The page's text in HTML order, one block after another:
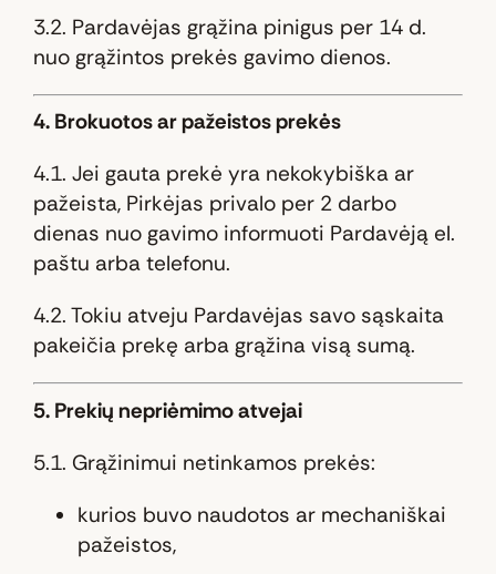
3.2. Pardavėjas grąžina pinigus per 14 d.
nuo grąžintos prekės gavimo dienos.
4. Brokuotos ar pažeistos prekės
4.1. Jei gauta prekė yra nekokybiška ar
pažeista, Pirkėjas privalo per 2 darbo
dienas nuo gavimo informuoti Pardavėją el.
paštu arba telefonu.
4.2. Tokiu atveju Pardavėjas savo sąskaita
pakeičia prekę arba grąžina visą sumą.
5. Prekių nepriėmimo atvejai
5.1. Grąžinimui netinkamos prekės:
kurios buvo naudotos ar mechaniškai
pažeistos,